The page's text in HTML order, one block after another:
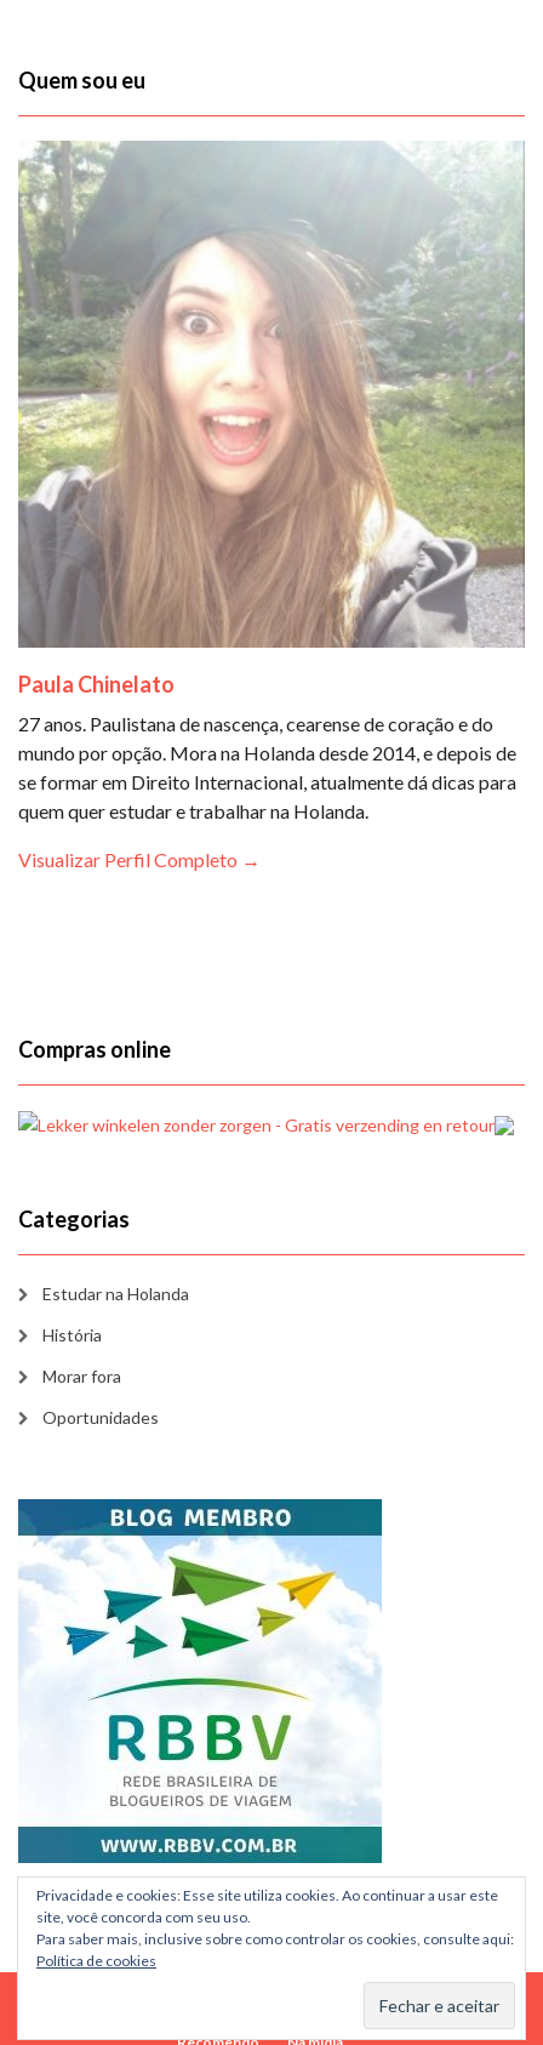
Quem sou eu
Paula Chinelato
27 anos. Paulistana de nascença, cearense de coração e do
mundo por opção. Mora na Holanda desde 2014, e depois de
se formar em Direito Internacional, atualmente dá dicas para
quem quer estudar e trabalhar na Holanda.
Visualizar Perfil Completo →
Compras online
Categorias
Estudar na Holanda
História
Morar fora
Oportunidades
Consultoria Estudar na Holanda
Sobre
Privacidade e cookies: Esse site utiliza cookies. Ao continuar a usar este
site, você concorda com seu uso.
Para saber mais, inclusive sobre como controlar os cookies, consulte aqui:
Política de cookies